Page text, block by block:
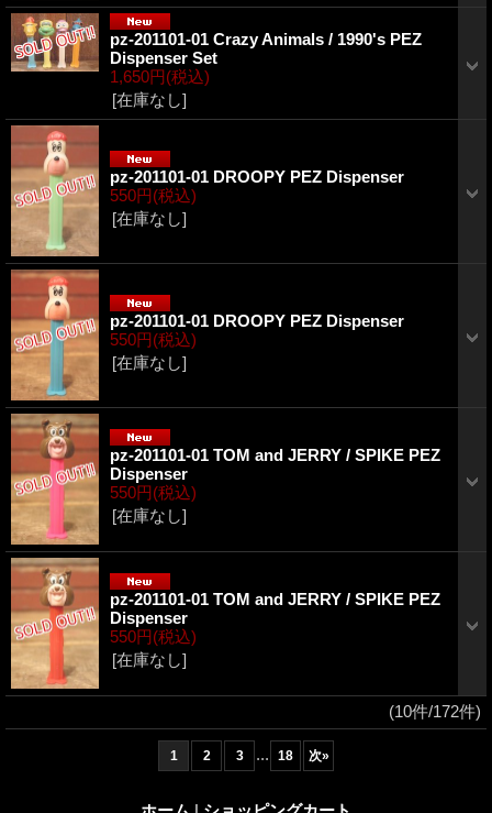
pz-201101-01 Crazy Animals / 1990's PEZ
Dispenser Set
1,650円(税込)
[在庫なし]
pz-201101-01 DROOPY PEZ Dispenser
550円(税込)
[在庫なし]
pz-201101-01 DROOPY PEZ Dispenser
550円(税込)
[在庫なし]
pz-201101-01 TOM and JERRY / SPIKE PEZ
Dispenser
550円(税込)
[在庫なし]
pz-201101-01 TOM and JERRY / SPIKE PEZ
Dispenser
550円(税込)
[在庫なし]
(10件/172件)
1 2 3 ... 18 次»